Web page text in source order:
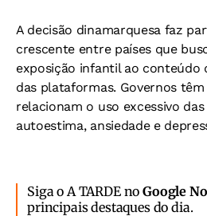
A decisão dinamarquesa faz
crescente entre países que
exposição infantil ao conteúdo
das plataformas. Governos
relacionam o uso excessivo
autoestima, ansiedade e
Siga o A TARDE noGoogle
principais destaques do dia.